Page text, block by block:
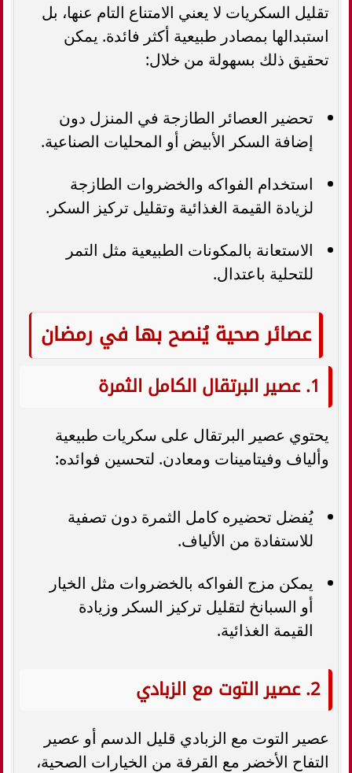
تقليل السكريات لا يعني الامتناع التام عنها، بل
استبدالها بمصادر طبيعية أكثر فائدة. يمكن
تحقيق ذلك بسهولة من خلال:
تحضير العصائر الطازجة في المنزل دون
إضافة السكر الأبيض أو المحليات الصناعية.
استخدام الفواكه والخضروات الطازجة
لزيادة القيمة الغذائية وتقليل تركيز السكر.
الاستعانة بالمكونات الطبيعية مثل التمر
للتحلية باعتدال.
عصائر صحية يُنصح بها في رمضان
1. عصير البرتقال الكامل الثمرة
يحتوي عصير البرتقال على سكريات طبيعية
وألياف وفيتامينات ومعادن. لتحسين فوائده:
يُفضل تحضيره كامل الثمرة دون تصفية
للاستفادة من الألياف.
يمكن مزج الفواكه بالخضروات مثل الخيار
أو السبانخ لتقليل تركيز السكر وزيادة
القيمة الغذائية.
2. عصير التوت مع الزبادي
عصير التوت مع الزبادي قليل الدسم أو عصير
التفاح الأخضر مع القرفة من الخيارات الصحية،